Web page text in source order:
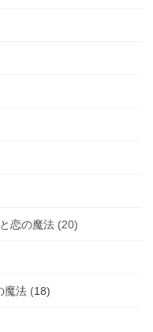
恋の魔法 (20)
魔法 (18)